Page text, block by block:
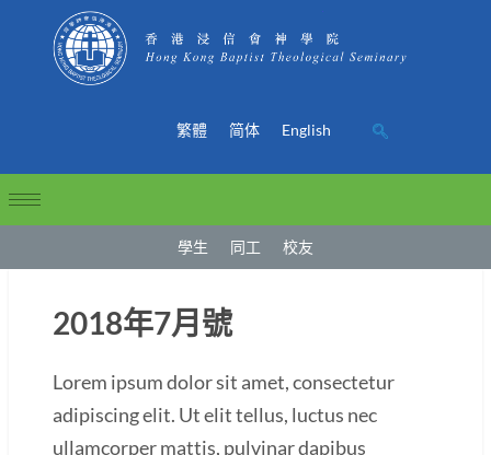
繁體 简体 English
學生 同工 校友
2018年7月號
Lorem ipsum dolor sit amet, consectetur
adipiscing elit. Ut elit tellus, luctus nec
ullamcorper mattis, pulvinar dapibus